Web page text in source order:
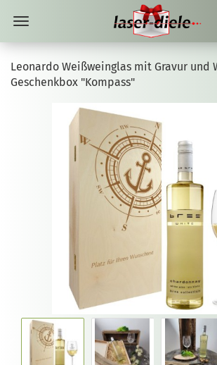
Leonardo Weißweinglas mit Gravur und
Geschenkbox "Kompass"